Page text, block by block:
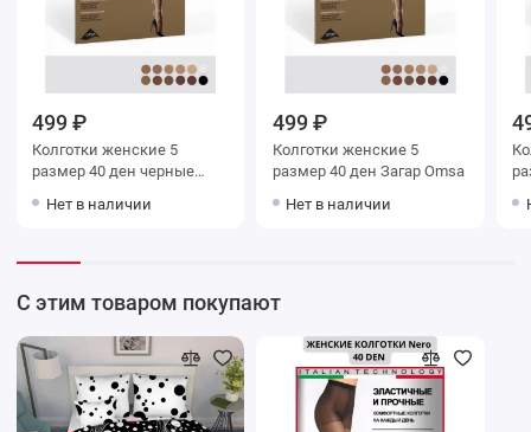
499 ₽
Колготки женские 5
размер 40 ден черные
Нет в наличии
499 ₽
Колготки женские 5
размер 40 ден Загар Omsa
Нет в наличии
С этим товаром покупают